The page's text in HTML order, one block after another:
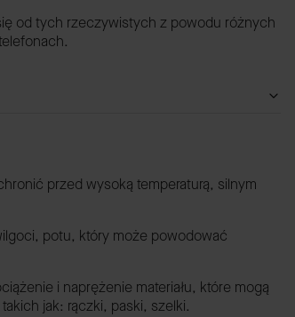
od tych rzeczywistych z powodu różnych
przed wysoką temperaturą, silnym
potu, który może powodować
i naprężenie materiału, które mogą
jak: rączki, paski, szelki.